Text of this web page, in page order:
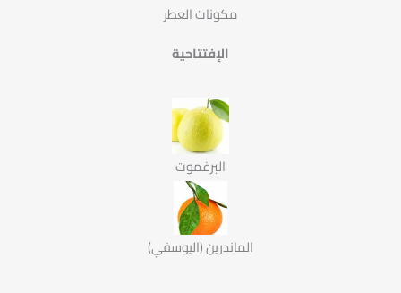
مكونات العطر
الإفتتاحية
البرغموت
الماندرين (اليوسفي)